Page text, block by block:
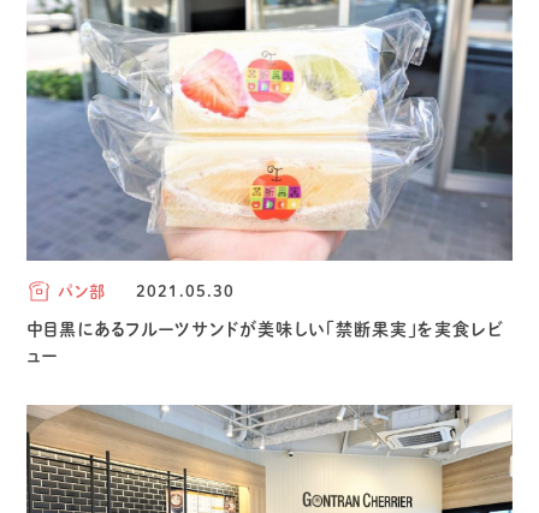
パン部 2021.05.30
中目黒にあるフルーツサンドが美味しい「禁断果実」を実食レビ
ュー